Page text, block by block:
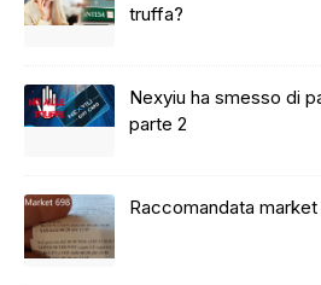
truffa?
Nexyiu ha smesso di
parte 2
Raccomandata